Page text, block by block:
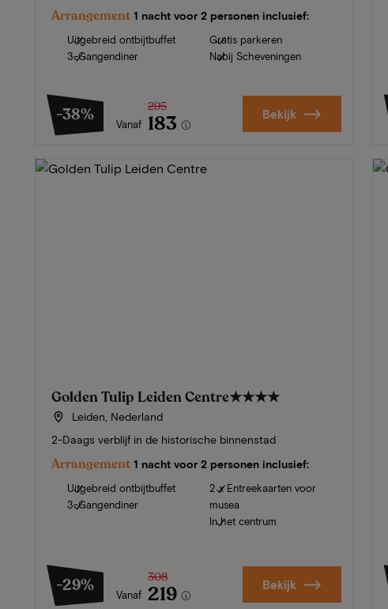
Arrangement 1 nacht voor 2 personen inclusief:
Uitgebreid ontbijtbuffet
3-Gangendiner
Gratis parkeren
Nabij Scheveningen
-38% Vanaf
295
183 Bekijk
Golden Tulip Leiden Centre★★★★
Leiden, Nederland
2-Daags verblijf in de historische binnenstad
Arrangement 1 nacht voor 2 personen inclusief:
Uitgebreid ontbijtbuffet
3-Gangendiner
2 x Entreekaarten voor
musea
In het centrum
-29% Vanaf
308
219 Bekijk